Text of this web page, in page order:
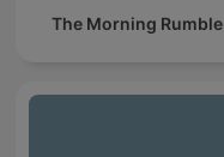
The Morning Rumble